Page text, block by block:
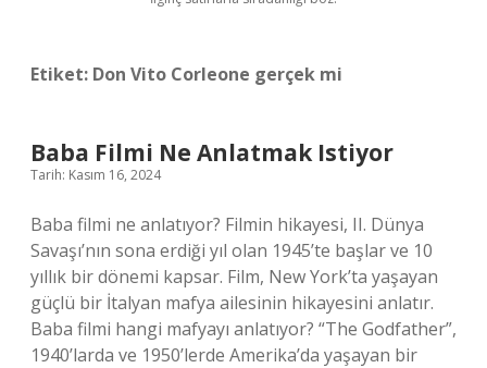
Etiket: Don Vito Corleone gerçek mi
Baba Filmi Ne Anlatmak Istiyor
Tarih: Kasım 16, 2024
Baba filmi ne anlatıyor? Filmin hikayesi, II. Dünya
Savaşı’nın sona erdiği yıl olan 1945’te başlar ve 10
yıllık bir dönemi kapsar. Film, New York’ta yaşayan
güçlü bir İtalyan mafya ailesinin hikayesini anlatır.
Baba filmi hangi mafyayı anlatıyor? “The Godfather”,
1940’larda ve 1950’lerde Amerika’da yaşayan bir